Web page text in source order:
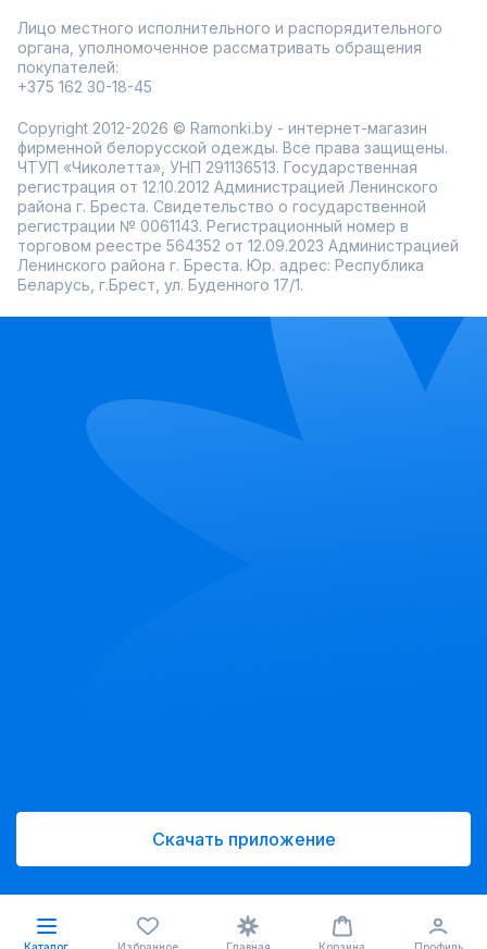
Лицо местного исполнительного и распорядительного
органа, уполномоченное рассматривать обращения
покупателей:
+375 162 30-18-45
Copyright 2012-2026 © Ramonki.by - интернет-магазин
фирменной белорусской одежды. Все права защищены.
ЧТУП «Чиколетта», УНП 291136513. Государственная
регистрация от 12.10.2012 Администрацией Ленинского
района г. Бреста. Свидетельство о государственной
регистрации № 0061143. Регистрационный номер в
торговом реестре 564352 от 12.09.2023 Администрацией
Ленинского района г. Бреста. Юр. адрес: Республика
Беларусь, г.Брест, ул. Буденного 17/1.
Скачать приложение
Каталог Избранное Главная Корзина Профиль